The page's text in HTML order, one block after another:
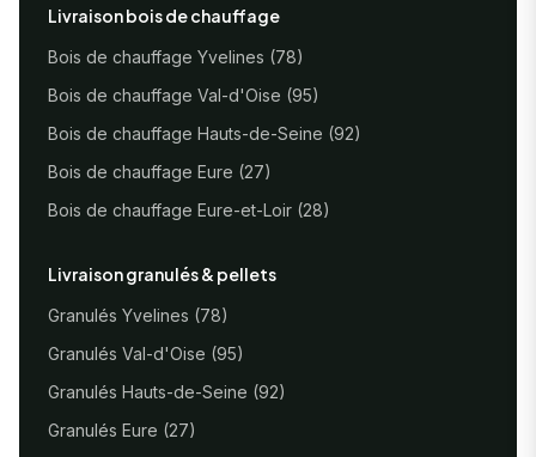
Livraison bois de chauffage
Bois de chauffage Yvelines (78)
Bois de chauffage Val-d'Oise (95)
Bois de chauffage Hauts-de-Seine (92)
Bois de chauffage Eure (27)
Bois de chauffage Eure-et-Loir (28)
Livraison granulés & pellets
Granulés Yvelines (78)
Granulés Val-d'Oise (95)
Granulés Hauts-de-Seine (92)
Granulés Eure (27)